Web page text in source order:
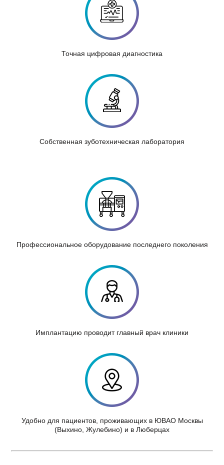
Точная цифровая диагностика
Собственная зуботехническая лаборатория
Профессиональное оборудование последнего поколения
Имплантацию проводит главный врач клиники
Удобно для пациентов, проживающих в ЮВАО Москвы
(Выхино, Жулебино) и в Люберцах